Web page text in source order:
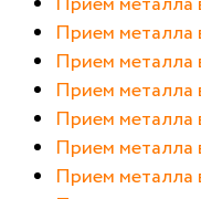
Прием металла
Прием металла
Прием
Прием металла
Прием металла
Прием металла